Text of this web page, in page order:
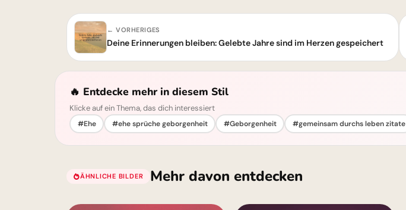
← VORHERIGES
Deine Erinnerungen bleiben: Gelebte Jahre sind im Herzen gespeichert
🔥 Entdecke mehr in diesem Stil
Klicke auf ein Thema, das dich interessiert
#Ehe #ehe sprüche geborgenheit #Geborgenheit #gemeinsam durchs leben zitate
ÄHNLICHE BILDER Mehr davon entdecken